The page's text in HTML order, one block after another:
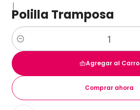
|
Polilla Tramposa
Cantidad
Agregar al Carro
Comprar ahora